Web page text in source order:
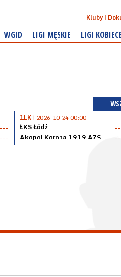
Kluby
WGID LIGI MĘSKIE LIGI KOBIECE
---
---
1LK | 2026-10-24 00:00
ŁKS Łódź
Akopol Korona 1919 AZS PK Kraków